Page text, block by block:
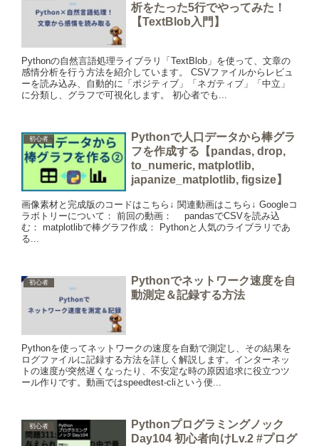
析をたった5行でやってみた！
【TextBlob入門】
Pythonの自然言語処理ライブラリ「TextBlob」を使って、文章の
感情分析を行う方法を紹介しています。 CSVファイルからレビュ
ーを読み込み、自動的に「ポジティブ」「ネガティブ」「中立」
に分類し、グラフで可視化します。 初心者でも...
初心者
Pythonで人口データから棒グラ
フを作成する【pandas, drop,
to_numeric, matplotlib,
japanize_matplotlib, figsize】
画像素材と完成版のコードはこちら↓ 関連動画はこちら↓ Googleコ
ラボトリーについて： 前回の動画： pandasでCSVを読み込
む： matplotlibで棒グラフ作成： Pythonと人気のライブラリであ
る...
初心者
Pythonでネットワーク速度を自
動測定＆記録する方法
Pythonを使ってネットワークの速度を自動で測定し、その結果を
ログファイルに記録する方法を詳しく解説します。インターネッ
トの速度が突然遅くなったり、不安定な時の原因追求に役立つツ
ール作りです。動画ではspeedtest-cliという便...
初心者
Pythonプログラミングノック
Day104 初心者向けLv.2 #プログ